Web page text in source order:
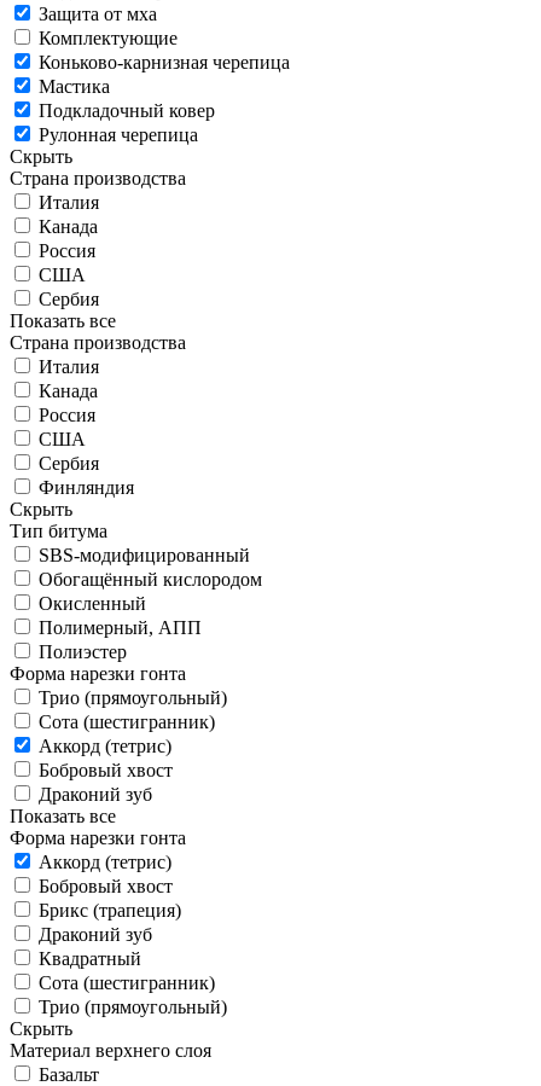
Защита от мха
Комплектующие
Коньково-карнизная черепица
Мастика
Подкладочный ковер
Рулонная черепица
Скрыть
Страна производства
Италия
Канада
Россия
США
Сербия
Показать все
Страна производства
Италия
Канада
Россия
США
Сербия
Финляндия
Скрыть
Тип битума
SBS-модифицированный
Обогащённый кислородом
Окисленный
Полимерный, АПП
Полиэстер
Форма нарезки гонта
Трио (прямоугольный)
Сота (шестигранник)
Аккорд (тетрис)
Бобровый хвост
Драконий зуб
Показать все
Форма нарезки гонта
Аккорд (тетрис)
Бобровый хвост
Брикс (трапеция)
Драконий зуб
Квадратный
Сота (шестигранник)
Трио (прямоугольный)
Скрыть
Материал верхнего слоя
Базальт